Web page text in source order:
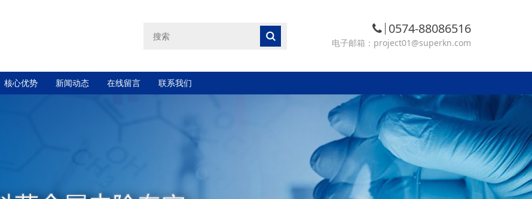
0574-88086516
电子邮箱：project01@superkn.com
核心优势 新闻动态 在线留言 联系我们